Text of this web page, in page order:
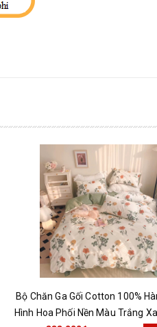
Bộ Chăn Ga Gối Cotton 100%
Hình Hoa Phối Nền Màu Trắng